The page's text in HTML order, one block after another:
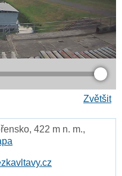
Zvětšit
422 m n. m.,